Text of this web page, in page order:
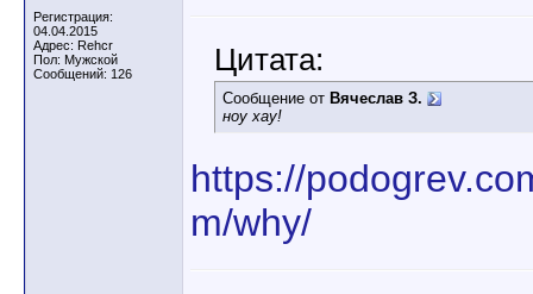
Регистрация:
04.04.2015
Адрес: Rehcr
Пол: Мужской
Сообщений: 126
Цитата:
Сообщение от Вячеслав З.
ноу хау!
https://
m/why/